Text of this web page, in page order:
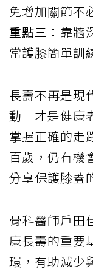
免增加關節不
重點三： 靠牆
常護膝簡單訓
長壽不再是現
動」才是健康
掌握正確的走
百歲，仍有機
分享保護膝蓋
骨科醫師戶田
康長壽的重要
環，有助減少